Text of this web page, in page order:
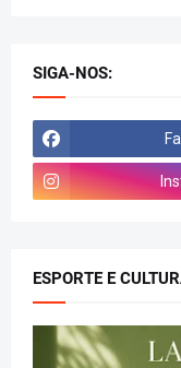
SIGA-NOS:
ESPORTE E